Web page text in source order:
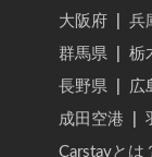
大阪府
兵
群馬県
栃
長野県
広
成田空港
Carstayとは